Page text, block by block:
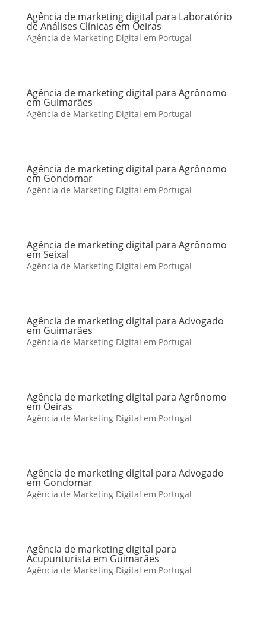
Agência de marketing digital para Laboratório
de Análises Clínicas em Oeiras
Agência de Marketing Digital em Portugal
Agência de marketing digital para Agrônomo
em Guimarães
Agência de Marketing Digital em Portugal
Agência de marketing digital para Agrônomo
em Gondomar
Agência de Marketing Digital em Portugal
Agência de marketing digital para Agrônomo
em Seixal
Agência de Marketing Digital em Portugal
Agência de marketing digital para Advogado
em Guimarães
Agência de Marketing Digital em Portugal
Agência de marketing digital para Agrônomo
em Oeiras
Agência de Marketing Digital em Portugal
Agência de marketing digital para Advogado
em Gondomar
Agência de Marketing Digital em Portugal
Agência de marketing digital para
Acupunturista em Guimarães
Agência de Marketing Digital em Portugal